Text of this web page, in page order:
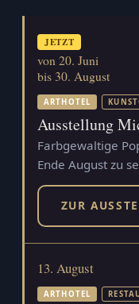
JETZT
von 20. Juni
bis 30. August
ARTHOTEL
Ausstellung
Farbgewaltige
Ende August zu
ZUR
13. August
ARTHOTEL